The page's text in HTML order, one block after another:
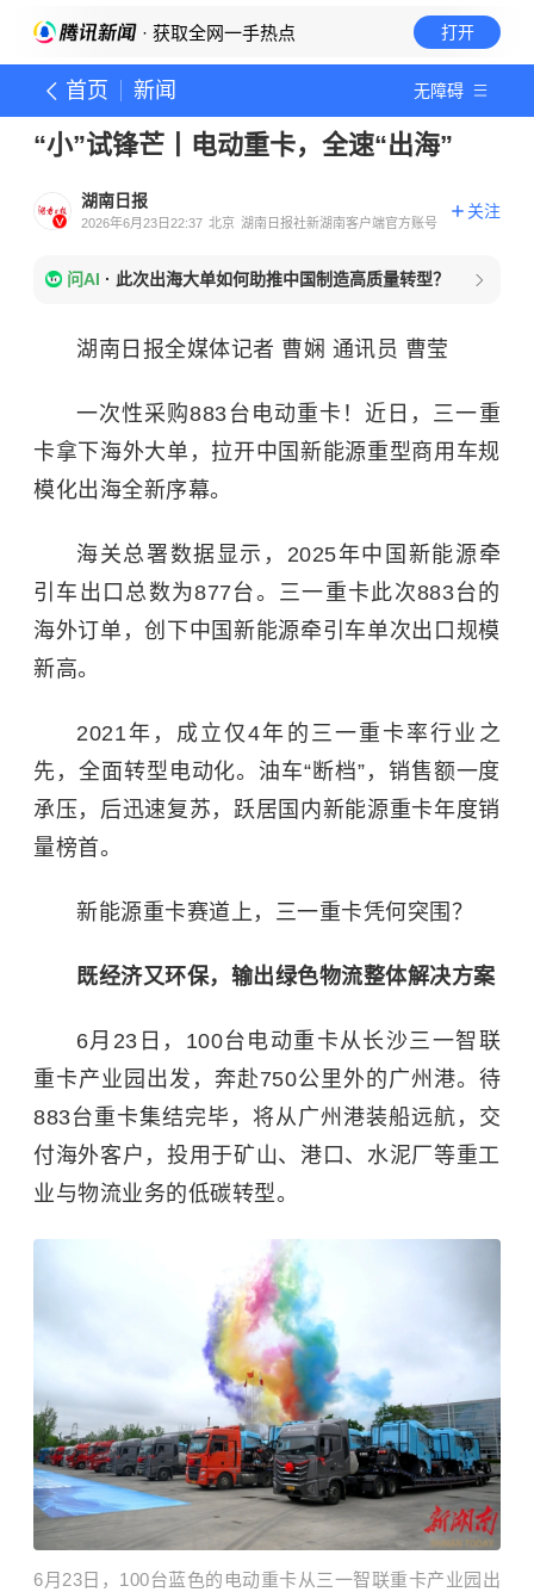
· 获取全网一手热点 打开
首页 新闻 无障碍
“小”试锋芒丨电动重卡，全速“出海”
湖南日报
2026年6月23日22:37 北京 湖南日报社新湖南客户端官方账号
关注
问AI · 此次出海大单如何助推中国制造高质量转型？
湖南日报全媒体记者 曹娴 通讯员 曹莹
一次性采购883台电动重卡！近日，三一重
卡拿下海外大单，拉开中国新能源重型商用车规
模化出海全新序幕。
海关总署数据显示，2025年中国新能源牵
引车出口总数为877台。三一重卡此次883台的
海外订单，创下中国新能源牵引车单次出口规模
新高。
2021年，成立仅4年的三一重卡率行业之
先，全面转型电动化。油车“断档”，销售额一度
承压，后迅速复苏，跃居国内新能源重卡年度销
量榜首。
新能源重卡赛道上，三一重卡凭何突围？
既经济又环保，输出绿色物流整体解决方案
6月23日，100台电动重卡从长沙三一智联
重卡产业园出发，奔赴750公里外的广州港。待
883台重卡集结完毕，将从广州港装船远航，交
付海外客户，投用于矿山、港口、水泥厂等重工
业与物流业务的低碳转型。
​6月23日，100台蓝色的电动重卡从三一智联重卡产业园出